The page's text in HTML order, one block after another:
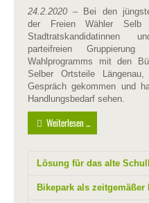
24.2.2020 – Bei den
der Freien Wähler
Stadtratskandidatinnen
parteifreien
Wahlprogramms mit den
Selber Ortsteile
Gespräch gekommen und
Handlungsbedarf sehen.
Weiterlesen ...
Lösung für das alte
Bikepark als